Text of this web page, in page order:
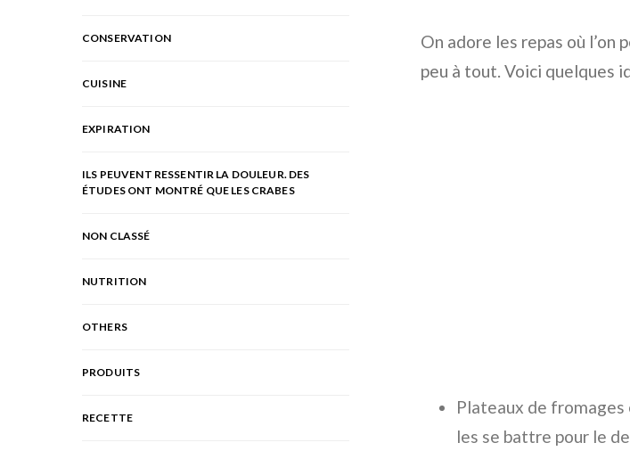
On adore les repas où l’on
peu à tout. Voici quelques
Plateaux de
les se battre pour le
CONSERVATION
CUISINE
EXPIRATION
ILS PEUVENT RESSENTIR LA DOULEUR. DES
ÉTUDES ONT MONTRÉ QUE LES CRABES
NON CLASSÉ
NUTRITION
OTHERS
PRODUITS
RECETTE